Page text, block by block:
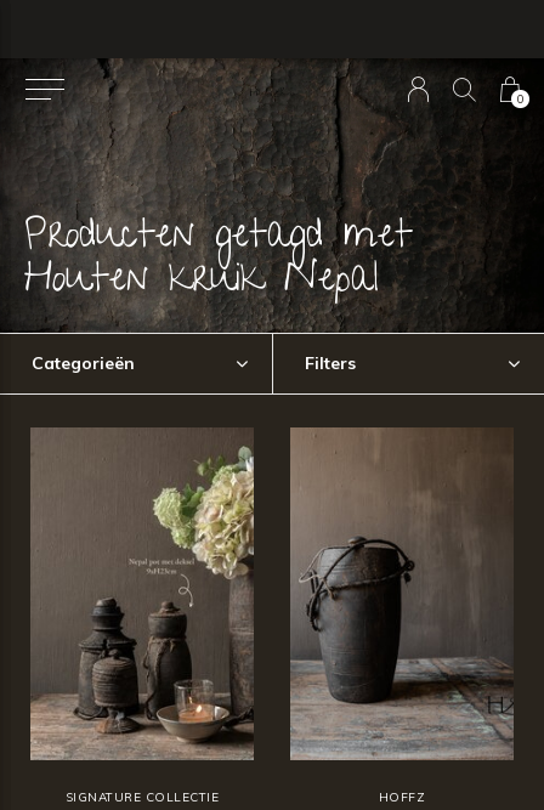
0
Producten getagd met
Houten kruik Nepal
Categorieën Filters
SIGNATURE COLLECTIE HOFFZ